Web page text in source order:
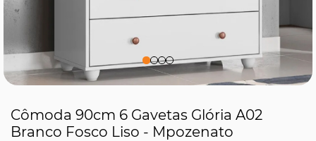
Cômoda 90cm 6 Gavetas Glória A02
Branco Fosco Liso - Mpozenato